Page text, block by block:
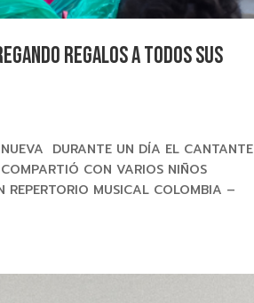
regalos a todos sus
DURANTE UN DÍA EL CANTANTE
CON VARIOS NIÑOS
REPERTORIO MUSICAL COLOMBIA –